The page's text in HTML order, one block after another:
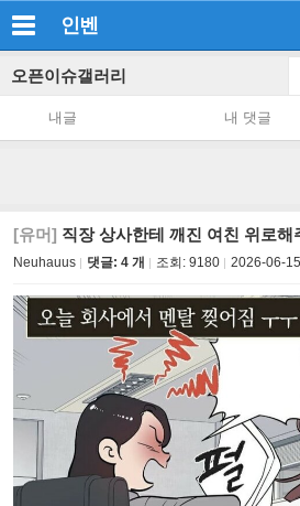
인벤
오픈이슈갤러리
내글 내 댓글
[유머] 직장 상사한테 깨진 여친 위로해
Neuhauus 댓글: 4 개 조회: 9180 2026-06-